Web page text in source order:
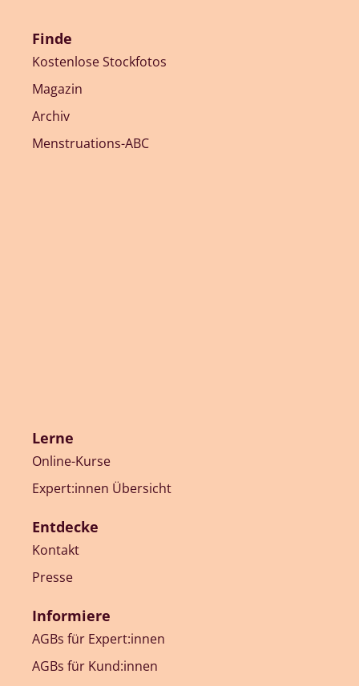
Finde
Kostenlose Stockfotos
Magazin
Archiv
Menstruations-ABC
Lerne
Online-Kurse
Expert:innen Übersicht
Entdecke
Kontakt
Presse
Informiere
AGBs für Expert:innen
AGBs für Kund:innen